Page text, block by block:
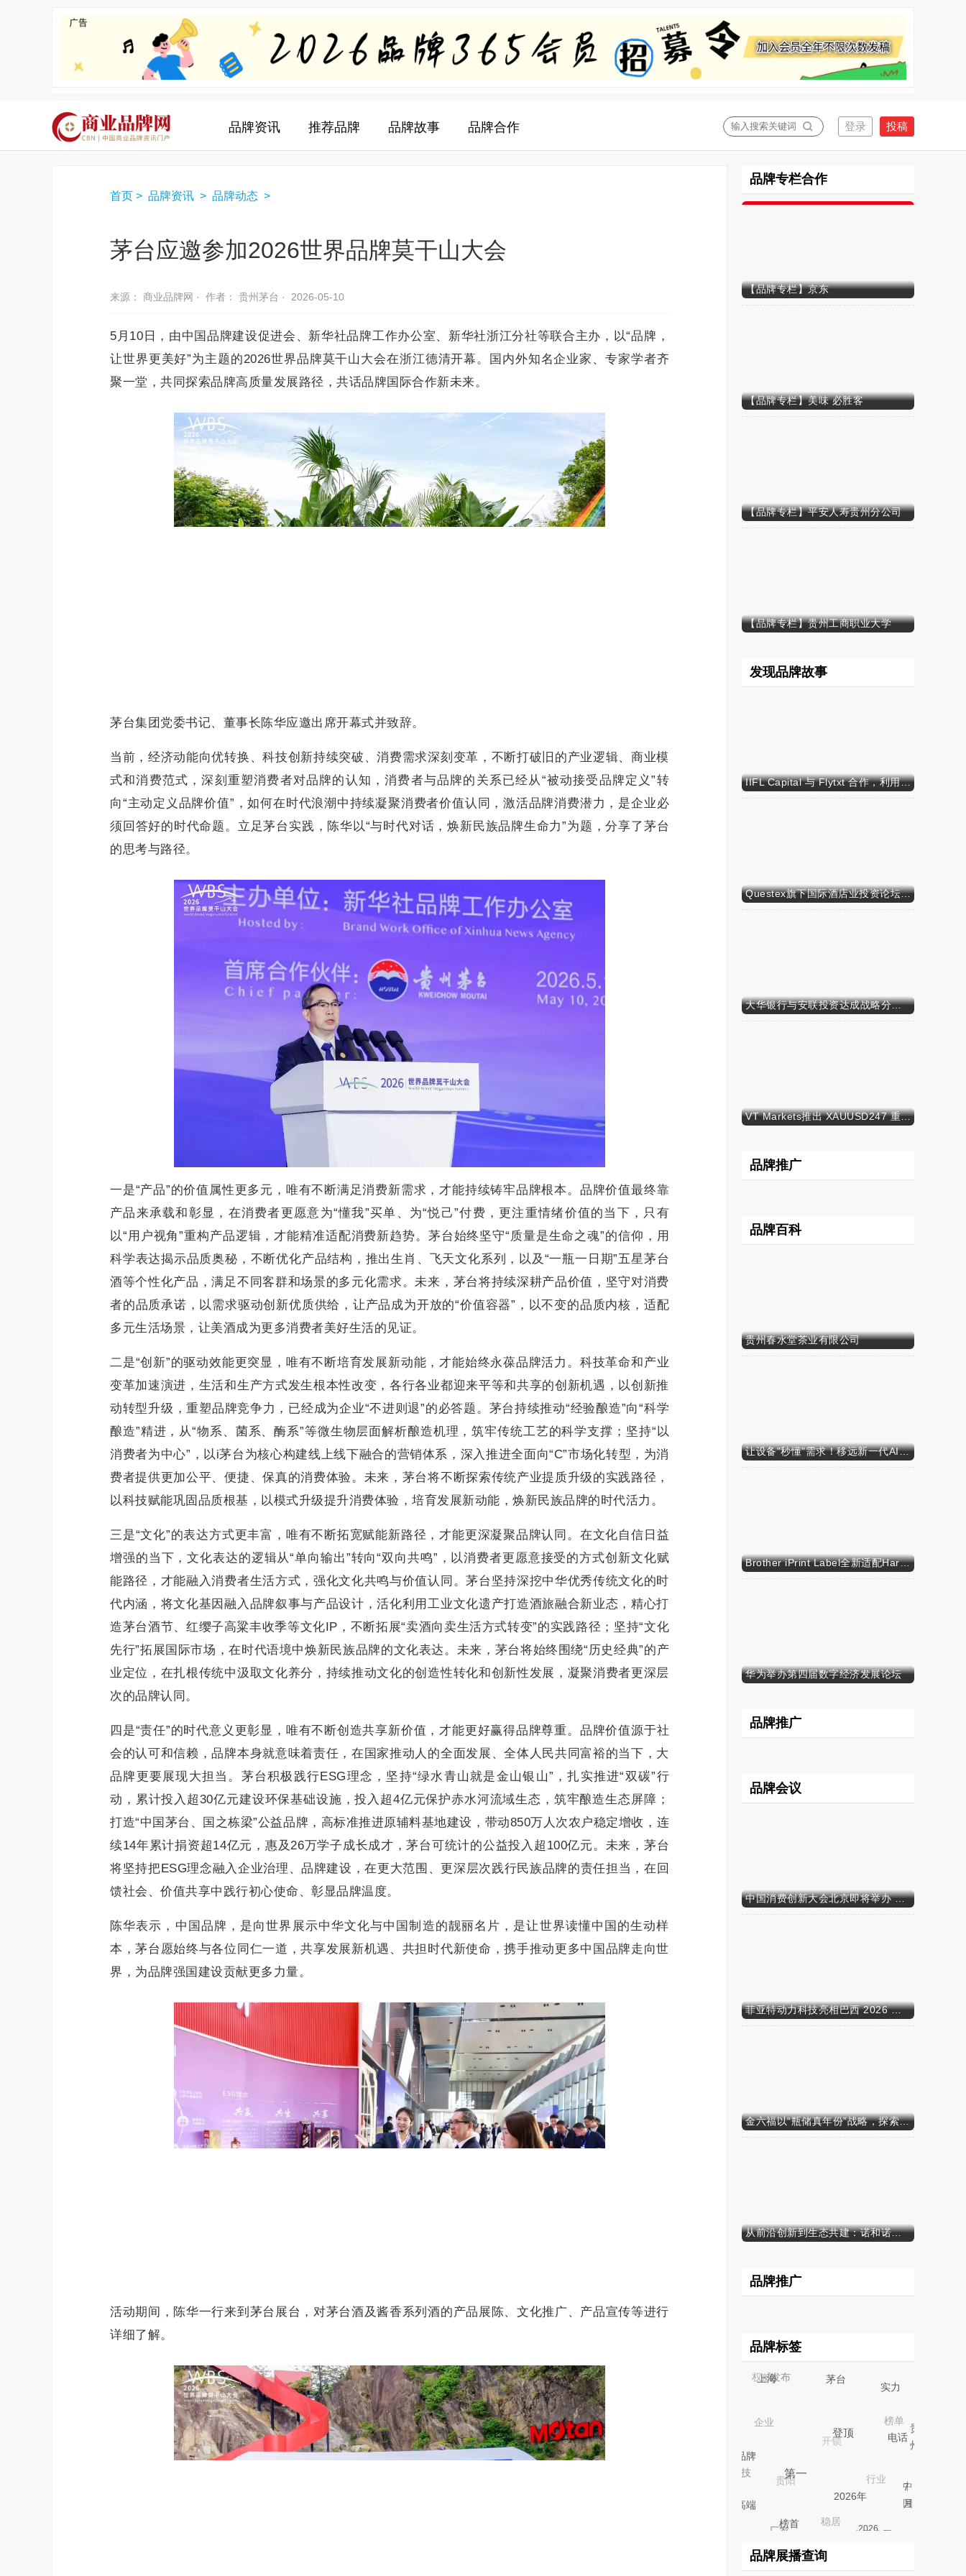
品牌资讯 推荐品牌 品牌故事 品牌合作
首页 > 品牌资讯 > 品牌动态 >
茅台应邀参加2026世界品牌莫干山大会
来源： 商业品牌网 · 作者： 贵州茅台 · 2026-05-10
5月10日，由中国品牌建设促进会、新华社品牌工作办公室、新华社浙江分社等联合主办，以“品牌，
让世界更美好”为主题的2026世界品牌莫干山大会在浙江德清开幕。国内外知名企业家、专家学者齐
聚一堂，共同探索品牌高质量发展路径，共话品牌国际合作新未来。
茅台集团党委书记、董事长陈华应邀出席开幕式并致辞。
当前，经济动能向优转换、科技创新持续突破、消费需求深刻变革，不断打破旧的产业逻辑、商业模
式和消费范式，深刻重塑消费者对品牌的认知，消费者与品牌的关系已经从“被动接受品牌定义”转
向“主动定义品牌价值”，如何在时代浪潮中持续凝聚消费者价值认同，激活品牌消费潜力，是企业必
须回答好的时代命题。立足茅台实践，陈华以“与时代对话，焕新民族品牌生命力”为题，分享了茅台
的思考与路径。
一是“产品”的价值属性更多元，唯有不断满足消费新需求，才能持续铸牢品牌根本。品牌价值最终靠
产品来承载和彰显，在消费者更愿意为“懂我”买单、为“悦己”付费，更注重情绪价值的当下，只有
以“用户视角”重构产品逻辑，才能精准适配消费新趋势。茅台始终坚守“质量是生命之魂”的信仰，用
科学表达揭示品质奥秘，不断优化产品结构，推出生肖、飞天文化系列，以及“一瓶一日期”五星茅台
酒等个性化产品，满足不同客群和场景的多元化需求。未来，茅台将持续深耕产品价值，坚守对消费
者的品质承诺，以需求驱动创新优质供给，让产品成为开放的“价值容器”，以不变的品质内核，适配
多元生活场景，让美酒成为更多消费者美好生活的见证。
二是“创新”的驱动效能更突显，唯有不断培育发展新动能，才能始终永葆品牌活力。科技革命和产业
变革加速演进，生活和生产方式发生根本性改变，各行各业都迎来平等和共享的创新机遇，以创新推
动转型升级，重塑品牌竞争力，已经成为企业“不进则退”的必答题。茅台持续推动“经验酿造”向“科学
酿造”精进，从“物系、菌系、酶系”等微生物层面解析酿造机理，筑牢传统工艺的科学支撑；坚持“以
消费者为中心”，以i茅台为核心构建线上线下融合的营销体系，深入推进全面向“C”市场化转型，为消
费者提供更加公平、便捷、保真的消费体验。未来，茅台将不断探索传统产业提质升级的实践路径，
以科技赋能巩固品质根基，以模式升级提升消费体验，培育发展新动能，焕新民族品牌的时代活力。
三是“文化”的表达方式更丰富，唯有不断拓宽赋能新路径，才能更深凝聚品牌认同。在文化自信日益
增强的当下，文化表达的逻辑从“单向输出”转向“双向共鸣”，以消费者更愿意接受的方式创新文化赋
能路径，才能融入消费者生活方式，强化文化共鸣与价值认同。茅台坚持深挖中华优秀传统文化的时
代内涵，将文化基因融入品牌叙事与产品设计，活化利用工业文化遗产打造酒旅融合新业态，精心打
造茅台酒节、红缨子高粱丰收季等文化IP，不断拓展“卖酒向卖生活方式转变”的实践路径；坚持“文化
先行”拓展国际市场，在时代语境中焕新民族品牌的文化表达。未来，茅台将始终围绕“历史经典”的产
业定位，在扎根传统中汲取文化养分，持续推动文化的创造性转化和创新性发展，凝聚消费者更深层
次的品牌认同。
四是“责任”的时代意义更彰显，唯有不断创造共享新价值，才能更好赢得品牌尊重。品牌价值源于社
会的认可和信赖，品牌本身就意味着责任，在国家推动人的全面发展、全体人民共同富裕的当下，大
品牌更要展现大担当。茅台积极践行ESG理念，坚持“绿水青山就是金山银山”，扎实推进“双碳”行
动，累计投入超30亿元建设环保基础设施，投入超4亿元保护赤水河流域生态，筑牢酿造生态屏障；
打造“中国茅台、国之栋梁”公益品牌，高标准推进原辅料基地建设，带动850万人次农户稳定增收，连
续14年累计捐资超14亿元，惠及26万学子成长成才，茅台可统计的公益投入超100亿元。未来，茅台
将坚持把ESG理念融入企业治理、品牌建设，在更大范围、更深层次践行民族品牌的责任担当，在回
馈社会、价值共享中践行初心使命、彰显品牌温度。
陈华表示，中国品牌，是向世界展示中华文化与中国制造的靓丽名片，是让世界读懂中国的生动样
本，茅台愿始终与各位同仁一道，共享发展新机遇、共担时代新使命，携手推动更多中国品牌走向世
界，为品牌强国建设贡献更多力量。
活动期间，陈华一行来到茅台展台，对茅台酒及酱香系列酒的产品展陈、文化推广、产品宣传等进行
详细了解。
品牌专栏合作
【品牌专栏】京东
【品牌专栏】美味 必胜客
【品牌专栏】平安人寿贵州分公司
【品牌专栏】贵州工商职业大学
发现品牌故事
IIFL Capital 与 Flytxt 合作，利用代理式 AI 推动资产管理规模的可持续增长
Questex旗下国际酒店业投资论坛亚洲峰会表示，亚洲酒店业有望迎来投资加速期
大华银行与安联投资达成战略分销合作，深化财富业务布局
VT Markets推出 XAUUSD247 重新定义黄金交易时间
品牌推广
品牌百科
贵州春水堂茶业有限公司
让设备"秒懂"需求！移远新一代AI算力智能模组SH603FC硬核来袭
Brother iPrint Label全新适配HarmonyOS NEXT，标识标记体验再升级
华为举办第四届数字经济发展论坛
品牌推广
品牌会议
中国消费创新大会北京即将举办 携手智迈电动车引领消费新时代
菲亚特动力科技亮相巴西 2026 年农业展，动力技术提升到新高度
金六福以“瓶储真年份”战略，探索白酒行业价值新范式
从前沿创新到生态共建：诺和诺德参加中国发展高层论坛2026年年会，携“中国同创”新里程碑深化对华承诺
品牌推广
品牌标签
7
月
榜首
quot
有限公司
贵
州
实力
品牌
高端
厂家
集团 2023
上海
科技
发布
品牌展播查询